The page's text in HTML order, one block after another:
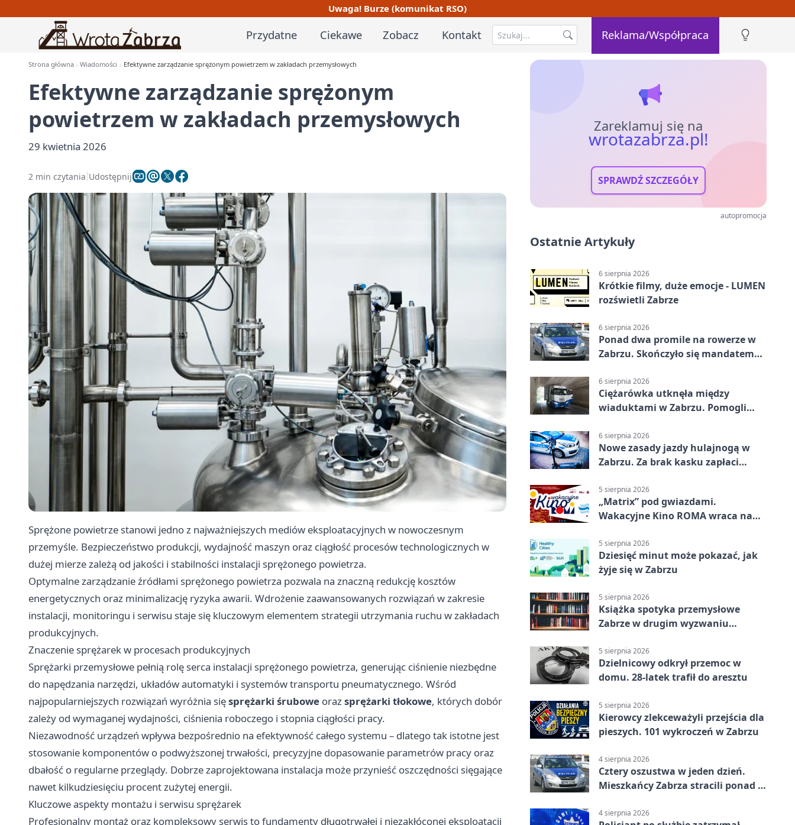
Uwaga! Burze (komunikat RSO)
Przydatne Ciekawe Zobacz Kontakt Reklama/Współpraca
Strona główna Wiadomości Efektywne zarządzanie sprężonym powietrzem w zakładach przemysłowych
Efektywne zarządzanie sprężonym
powietrzem w zakładach przemysłowych
29 kwietnia 2026
2 min czytania Udostępnij
Sprężone powietrze stanowi jedno z najważniejszych mediów eksploatacyjnych w nowoczesnym
przemyśle. Bezpieczeństwo produkcji, wydajność maszyn oraz ciągłość procesów technologicznych w
dużej mierze zależą od jakości i stabilności instalacji sprężonego powietrza.
Optymalne zarządzanie źródłami sprężonego powietrza pozwala na znaczną redukcję kosztów
energetycznych oraz minimalizację ryzyka awarii. Wdrożenie zaawansowanych rozwiązań w zakresie
instalacji, monitoringu i serwisu staje się kluczowym elementem strategii utrzymania ruchu w zakładach
produkcyjnych.
Znaczenie sprężarek w procesach produkcyjnych
Sprężarki przemysłowe pełnią rolę serca instalacji sprężonego powietrza, generując ciśnienie niezbędne
do napędzania narzędzi, układów automatyki i systemów transportu pneumatycznego. Wśród
najpopularniejszych rozwiązań wyróżnia sięsprężarki śrubowe orazsprężarki tłokowe, których dobór
zależy od wymaganej wydajności, ciśnienia roboczego i stopnia ciągłości pracy.
Niezawodność urządzeń wpływa bezpośrednio na efektywność całego systemu – dlatego tak istotne jest
stosowanie komponentów o podwyższonej trwałości, precyzyjne dopasowanie parametrów pracy oraz
dbałość o regularne przeglądy. Dobrze zaprojektowana instalacja może przynieść oszczędności sięgające
nawet kilkudziesięciu procent zużytej energii.
Kluczowe aspekty montażu i serwisu sprężarek
Profesjonalny montaż oraz kompleksowy serwis to fundamenty długotrwałej i niezakłóconej eksploatacji
Zareklamuj się na
wrotazabrza.pl!
SPRAWDŹ SZCZEGÓŁY
autopromocja
Ostatnie Artykuły
6 sierpnia 2026
Krótkie filmy, duże emocje - LUMEN
rozświetli Zabrze
6 sierpnia 2026
Ponad dwa promile na rowerze w
Zabrzu. Skończyło się mandatem
6 sierpnia 2026
Ciężarówka utknęła między
wiaduktami w Zabrzu. Pomogli
6 sierpnia 2026
Nowe zasady jazdy hulajnogą w
Zabrzu. Za brak kasku zapłaci
5 sierpnia 2026
„Matrix” pod gwiazdami.
Wakacyjne Kino ROMA wraca na
5 sierpnia 2026
Dziesięć minut może pokazać, jak
żyje się w Zabrzu
5 sierpnia 2026
Książka spotyka przemysłowe
Zabrze w drugim wyzwaniu
5 sierpnia 2026
Dzielnicowy odkrył przemoc w
domu. 28-latek trafił do aresztu
5 sierpnia 2026
Kierowcy zlekceważyli przejścia dla
pieszych. 101 wykroczeń w Zabrzu
4 sierpnia 2026
Cztery oszustwa w jeden dzień.
Mieszkańcy Zabrza stracili ponad 6
4 sierpnia 2026